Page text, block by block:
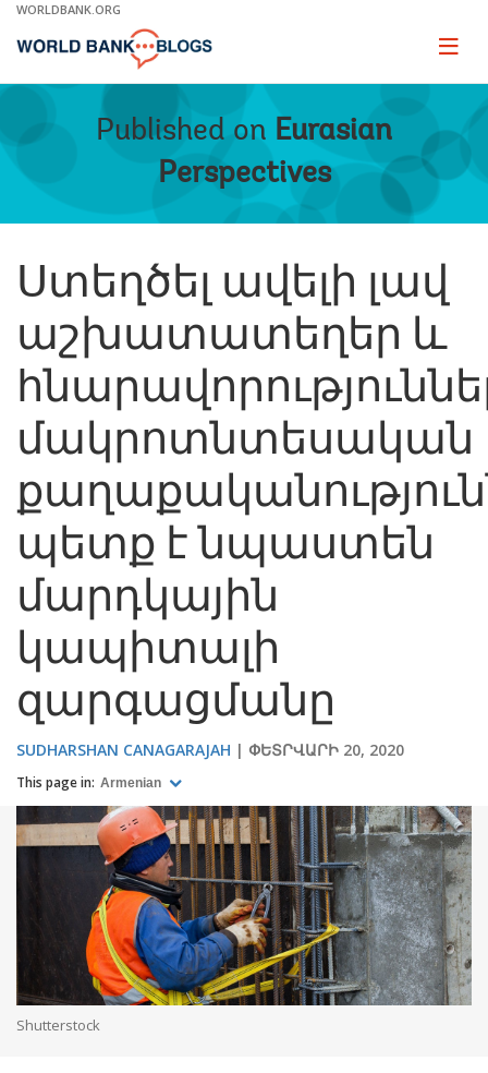
Skip
Main
WORLDBANK.ORG
Page
Published on Eurasian
Perspectives
Ստեղծել ավելի լավ
աշխատատեղեր և
մակրոտնտեսական
պետք է նպաստեն
մարդկային
կապիտալի
զարգացմանը
SUDHARSHAN CANAGARAJAH ՓԵՏՐՎԱՐԻ 20, 2020
This page in: Armenian
Shutterstock